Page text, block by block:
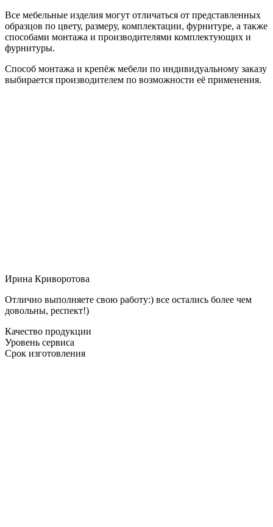
Все мебельные изделия могут отличаться от представленных
образцов по цвету, размеру, комплектации, фурнитуре, а также
способами монтажа и производителями комплектующих и
фурнитуры.
Способ монтажа и крепёж мебели по индивидуальному заказу
выбирается производителем по возможности её применения.
Ирина Криворотова
Отлично выполняете свою работу:) все остались более чем
довольны, респект!)
Качество продукции
Уровень сервиса
Срок изготовления